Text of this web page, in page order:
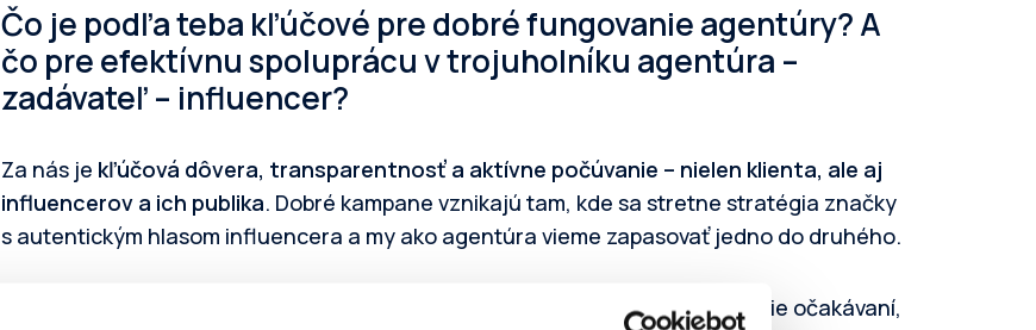
Čo je podľa teba kľúčové pre dobré fungovanie agentúry? A
čo pre efektívnu spoluprácu v trojuholníku agentúra –
zadávateľ – influencer?
Za nás je kľúčová dôvera, transparentnosť a aktívne počúvanie – nielen klienta, ale aj
influencerov a ich publika. Dobré kampane vznikajú tam, kde sa stretne stratégia značky
s autentickým hlasom influencera a my ako agentúra vieme zapasovať jedno do druhého.
V trojuholníku agentúra – zadávateľ – influ je najdôležitejšie jasné nastavenie očakávaní,